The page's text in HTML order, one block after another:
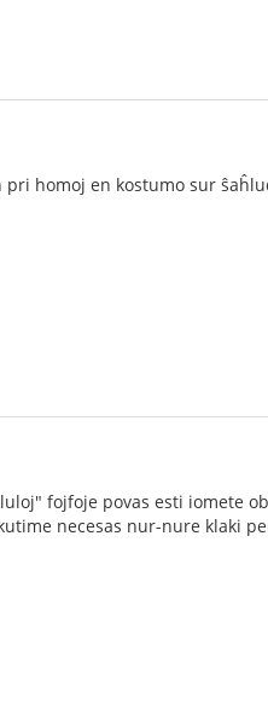
homoj en kostumo sur
fojfoje povas esti iomete
necesas nur-nure klaki